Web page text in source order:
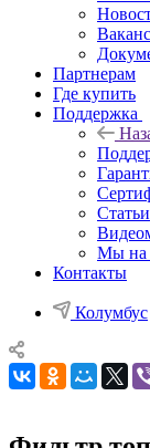
Партнерам
Где купить
Поддержка
Статьи
Мы на
Контакты
Колумбус